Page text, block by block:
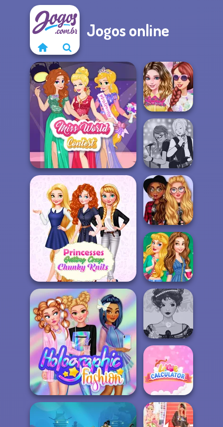
Jogos online
Miss World Contest
Princesses Getting Cozy:
Chunk...
My Bold Street
Style Outfit
Manga Creator -
Rebels Page 1
Princesses Bad
Girls Squad
Beauty New Girl
In School
Belle Époque
Costume Creator